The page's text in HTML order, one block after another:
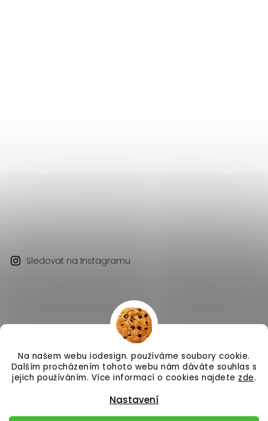
Na našem webu iodesign. používáme soubory cookie.
Dalším procházením tohoto webu nám dáváte souhlas s
jejich používáním. Více informací o cookies najdete zde.
Nastavení
Sledovat na Instagramu
Copyright 2026 iodesign. . Všechna práva vyhrazena.
Vytvořil Shoptet| DesignShoptak.cz